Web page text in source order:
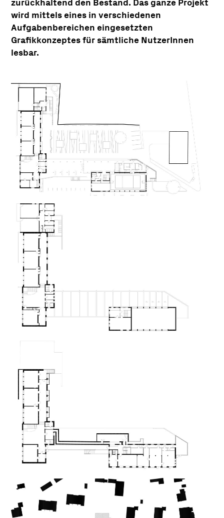
zurückhaltend den Bestand. Das ganze Projekt
wird mittels eines in verschiedenen
Aufgabenbereichen eingesetzten
Grafikkonzeptes für sämtliche NutzerInnen
lesbar.